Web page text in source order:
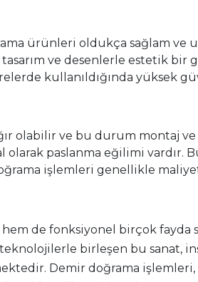
ürünleri oldukça sağlam ve
ve desenlerle estetik bir
kullanıldığında yüksek
olabilir ve bu durum montaj ve
paslanma eğilimi vardır.
işlemleri genellikle
de fonksiyonel birçok fayda
birleşen bu sanat,
Demir doğrama